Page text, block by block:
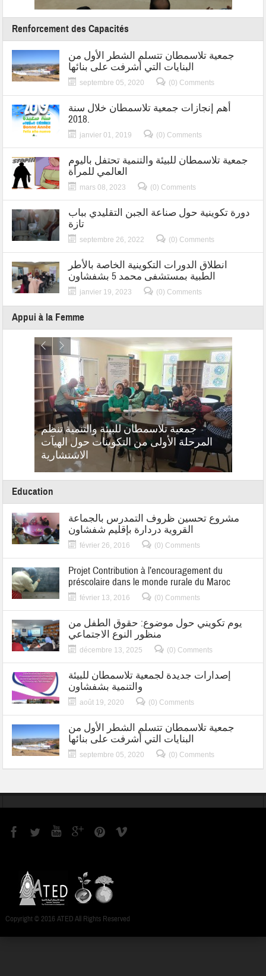
Renforcement des Capacités
جمعية تلاسمطان تتسلم الشطر الأول من
البنايات التي أشرفت على بنائها
septembre 05, 2020 (0) Comments
أهم إنجازات جمعية تلاسمطان خلال سنة
2018.
janvier 01, 2019 (0) Comments
جمعية تلاسمطان للبيئة والتنمية تحتفل باليوم
العالمي للمرأة
mars 08, 2023 (0) Comments
دورة تكوينية حول صناعة الجبن التقليدي بباب
تازة
septembre 26, 2022 (0) Comments
انطلاق الدورات التكوينية الخاصة بالأطر
الطبية بمستشفى محمد 5 بشفشاون
janvier 19, 2023 (0) Comments
Appui à la Femme
جمعية تلاسمطان للبيئة والتنمية تنظم
المرحلة الأولى من التكوينات حول الهيآت
الاستشارية
Education
مشروع تحسين ظروف التمدرس بالجماعة
القروية دردارة بإقليم شفشاون
février 26, 2016 (0) Comments
Projet Contribution à l’encouragement du
préscolaire dans le monde rurale du Maroc
février 13, 2016 (0) Comments
يوم تكويني حول موضوع: حقوق الطفل من
منظور النوع الاجتماعي
décembre 13, 2025 (0) Comments
إصدارات جديدة لجمعية تلاسمطان للبيئة
والتنمية بشفشاون
août 19, 2020 (0) Comments
جمعية تلاسمطان تتسلم الشطر الأول من
البنايات التي أشرفت على بنائها
septembre 05, 2020 (0) Comments
Copyright © 2016 ATED All Rights Reserved